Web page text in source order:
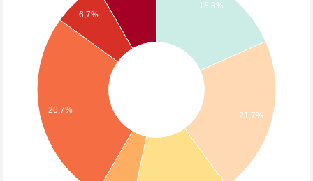
18,3%
21,7%
6,7%
26,7%